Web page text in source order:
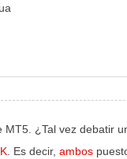
¿Tal vez debatir
. Es decir, ambos